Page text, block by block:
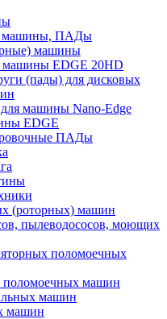
машины, ПАДы
машины
машины EDGE 20HD
(пады) для дисковых
машины Nano-Edge
EDGE
ПАДы
(роторных) машин
пылеводососов, моющих
поломоечных
поломоечных машин
машин
машин